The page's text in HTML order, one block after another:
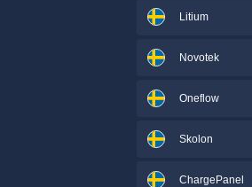
Litium
Novotek
Oneflow
Skolon
ChargePanel